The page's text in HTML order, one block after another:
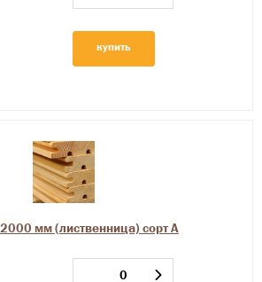
купить
мм (лиственница) сорт А